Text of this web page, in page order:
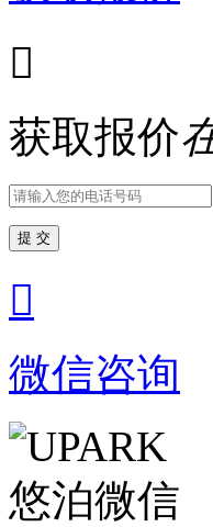

获取报价
提 交

微信咨询